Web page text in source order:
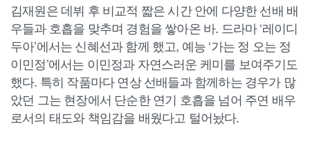
김재원은 데뷔 후 비교적 짧은 시간 안에 다양한 선배 배
우들과 호흡을 맞추며 경험을 쌓아온 바. 드라마 ‘레이디
두아’에서는 신혜선과 함께 했고, 예능 ‘가는 정 오는 정
이민정’에서는 이민정과 자연스러운 케미를 보여주기도
했다. 특히 작품마다 연상 선배들과 함께하는 경우가 많
았던 그는 현장에서 단순한 연기 호흡을 넘어 주연 배우
로서의 태도와 책임감을 배웠다고 털어놨다.